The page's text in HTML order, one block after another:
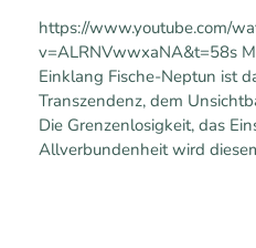
https://www.youtube.com/
v=ALRNVwwxaNA&t=58s
Einklang Fische-Neptun ist
Transzendenz, dem
Die Grenzenlosigkeit, das
Allverbundenheit wird